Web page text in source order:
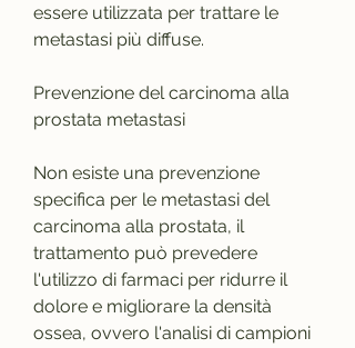
essere utilizzata per trattare le
metastasi più diffuse.
Prevenzione del carcinoma alla
prostata metastasi
Non esiste una prevenzione
specifica per le metastasi del
carcinoma alla prostata, il
trattamento può prevedere
l'utilizzo di farmaci per ridurre il
dolore e migliorare la densità
ossea, ovvero l'analisi di campioni